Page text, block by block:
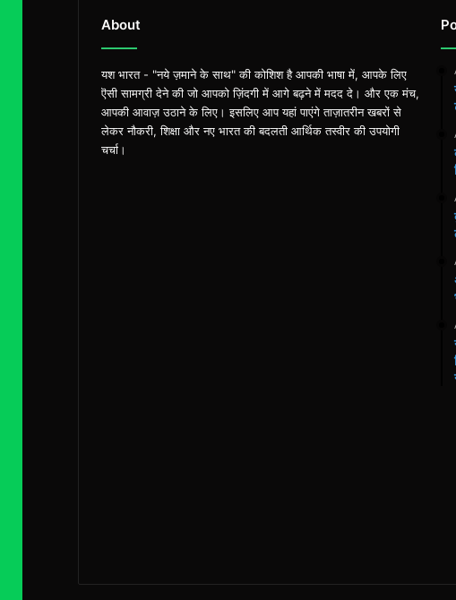
About
यश भारत - "नये ज़माने के साथ" की कोशिश है आपकी भाषा में, आपके लिए
ऎसी सामग्री देने की जो आपको ज़िंदगी में आगे बढ़ने में मदद दे। और एक मंच,
आपकी आवाज़ उठाने के लिए। इसलिए आप यहां पाएंगे ताज़ातरीन खबरों से
लेकर नौकरी, शिक्षा और नए भारत की बदलती आर्थिक तस्वीर की उपयोगी
चर्चा।